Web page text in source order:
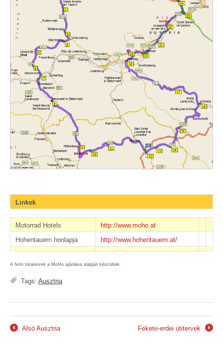
Linkek
Motorrad Hotels
http://www.moho.at
Hohentauern honlapja
http://www.hohentauern.at/
A fenti túratervek a MoHo ajánlása alapján készültek.
Tags: Ausztria
Alsó Ausztria
Fekete-erdei útitervek